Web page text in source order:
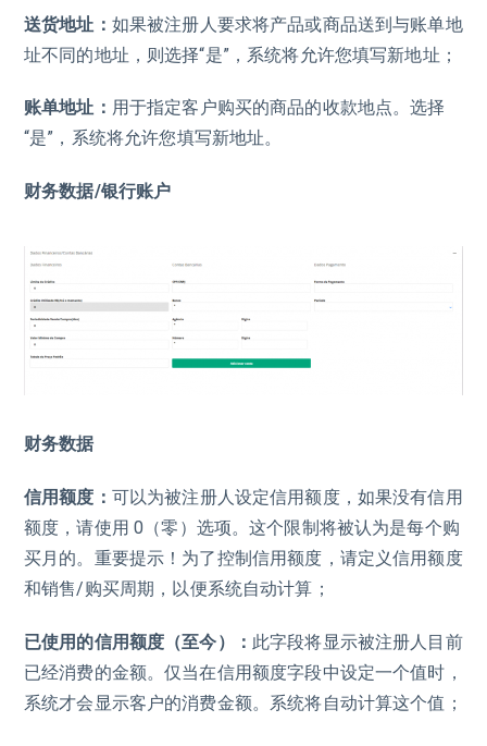
送货地址： 如果被注册人要求将产品或商品送到与账单地
址不同的地址，则选择“是”，系统将允许您填写新地址；
账单地址： 用于指定客户购买的商品的收款地点。选择
“是”，系统将允许您填写新地址。
财务数据/银行账户
财务数据
信用额度： 可以为被注册人设定信用额度，如果没有信用
额度，请使用 0（零）选项。这个限制将被认为是每个购
买月的。重要提示！为了控制信用额度，请定义信用额度
和销售/购买周期，以便系统自动计算；
已使用的信用额度（至今）： 此字段将显示被注册人目前
已经消费的金额。仅当在信用额度字段中设定一个值时，
系统才会显示客户的消费金额。系统将自动计算这个值；